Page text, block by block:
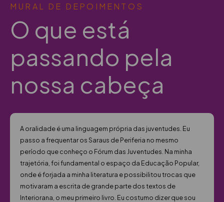
MURAL DE DEPOIMENTOS
O que está
passando pela
nossa cabeça
As ações do Fórum sempre envolveram a realização de
saraus, convidando a juventude pra recitar, em todos os
Okupas, em vários pontos da cidade – no barreiro, no 104,
no centro cultural UFMG e em diversos outros lugares. Tudo
isso foi muito importante para a construção coletiva de uma
rede antenada e em luta contra os problemas que afetam
principalmente a juventude negra e periférica, como a